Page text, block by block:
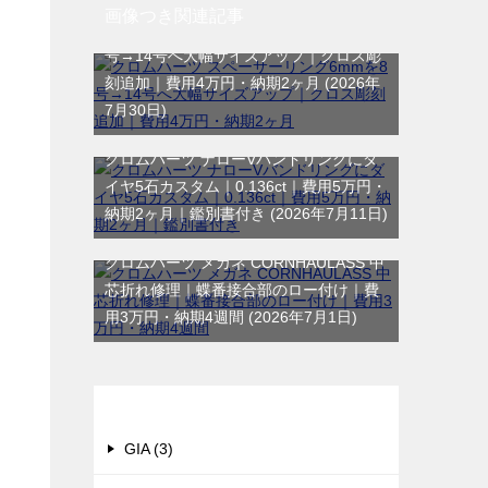
号→14号へ大幅サイズアップ｜クロス彫
刻追加｜費用4万円・納期2ヶ月
2026年
7月30日
クロムハーツ ナローVバンドリングにダ
イヤ5石カスタム｜0.136ct｜費用5万円・
納期2ヶ月｜鑑別書付き
2026年7月11日
クロムハーツ メガネ CORNHAULASS 中
芯折れ修理｜蝶番接合部のロー付け｜費
用3万円・納期4週間
2026年7月1日
GIA (3)